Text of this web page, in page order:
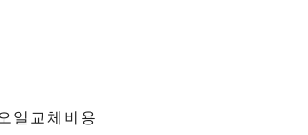
일교체비용